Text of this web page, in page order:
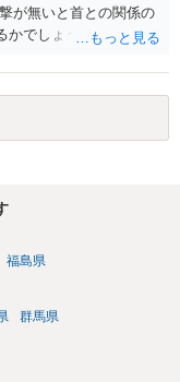
が無いと首との関係の
かでしょうね。
福島県
群馬県